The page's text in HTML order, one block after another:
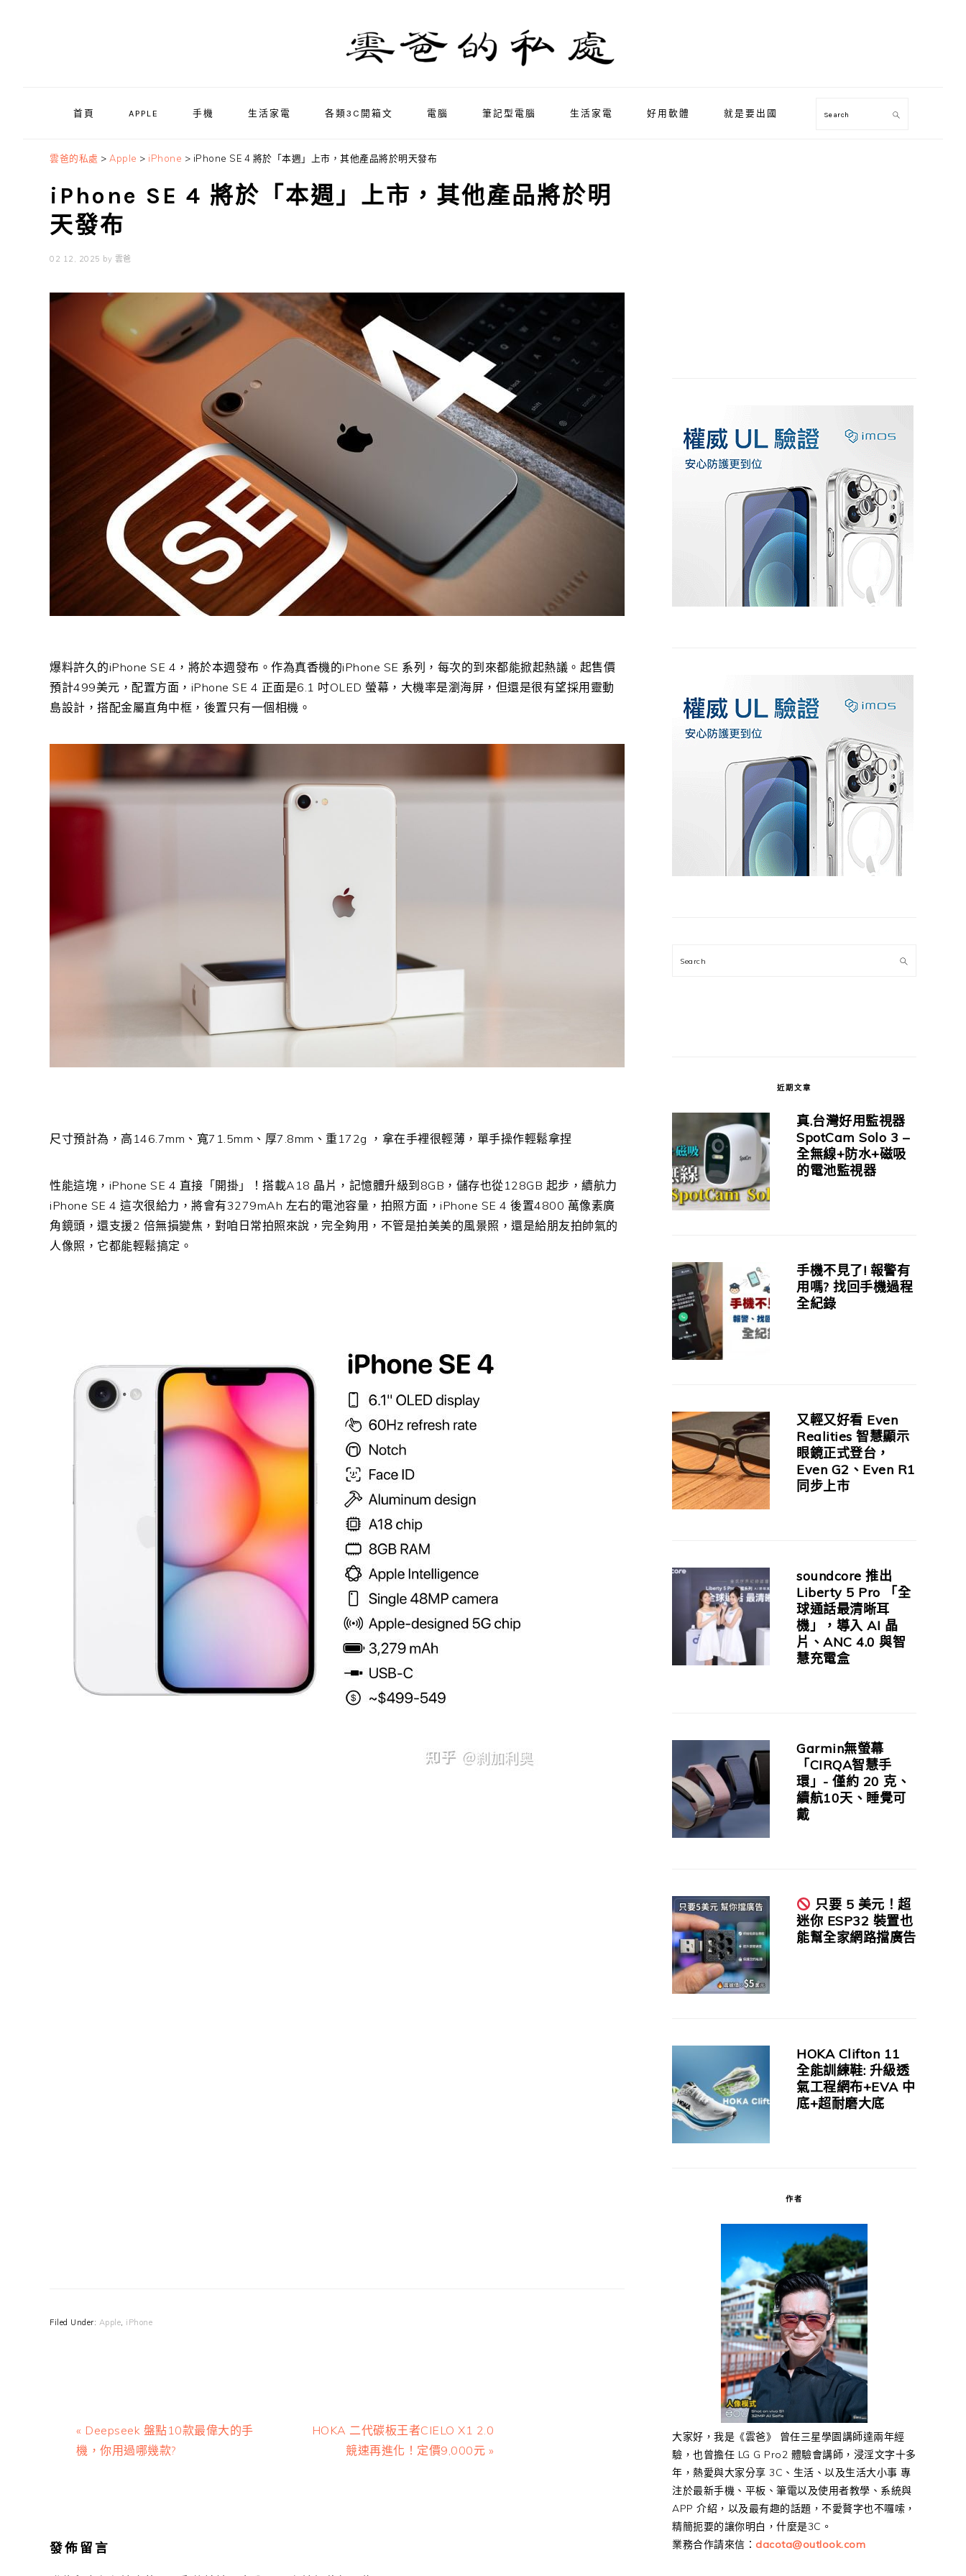
首頁 APPLE 手機 生活家電 各類3C開箱文 電腦 筆記型電腦 生活家電 好用軟體 就是要出國 Search
雲爸的私處 > Apple > iPhone > iPhone SE 4 將於「本週」上市，其他產品將於明天發布
iPhone SE 4 將於「本週」上市，其他產品將於明
天發布
02 12, 2025 by 雲爸
爆料許久的iPhone SE 4，將於本週發布。作為真香機的iPhone SE 系列，每次的到來都能掀起熱議。起售價
預計499美元，配置方面，iPhone SE 4 正面是6.1 吋OLED 螢幕，大機率是瀏海屏，但還是很有望採用靈動
島設計，搭配金屬直角中框，後置只有一個相機。
尺寸預計為，高146.7mm、寬71.5mm、厚7.8mm、重172g ，拿在手裡很輕薄，單手操作輕鬆拿捏
性能這塊，iPhone SE 4 直接「開掛」！搭載A18 晶片，記憶體升級到8GB，儲存也從128GB 起步，續航力
iPhone SE 4 這次很給力，將會有3279mAh 左右的電池容量，拍照方面，iPhone SE 4 後置4800 萬像素廣
角鏡頭，還支援2 倍無損變焦，對咱日常拍照來說，完全夠用，不管是拍美美的風景照，還是給朋友拍帥氣的
人像照，它都能輕鬆搞定。
Filed Under: Apple, iPhone
Previous
Post:
« Deepseek 盤點10款最偉大的手
機，你用過哪幾款?
Next
HOKA 二代碳板王者CIELO X1 2.0
競速再進化！定價9,000元 »
發佈留言
Search
近期文章
真.台灣好用監視器
SpotCam Solo 3 –
全無線+防水+磁吸
的電池監視器
手機不見了! 報警有
用嗎? 找回手機過程
全紀錄
又輕又好看 Even
Realities 智慧顯示
眼鏡正式登台，
Even G2、Even R1
同步上市
soundcore 推出
Liberty 5 Pro 「全
球通話最清晰耳
機」，導入 AI 晶
片、ANC 4.0 與智
慧充電盒
Garmin無螢幕
「CIRQA智慧手
環」- 僅約 20 克、
續航10天、睡覺可
戴
只要 5 美元！超
迷你 ESP32 裝置也
能幫全家網路擋廣告
HOKA Clifton 11
全能訓練鞋: 升級透
氣工程網布+EVA 中
底+超耐磨大底
作者
大家好，我是《雲爸》 曾任三星學園講師達兩年經
驗，也曾擔任 LG G Pro2 體驗會講師，浸淫文字十多
年，熱愛與大家分享 3C、生活、以及生活大小事 專
注於最新手機、平板、筆電以及使用者教學、系統與
APP 介紹，以及最有趣的話題，不愛贅字也不囉嗦，
精簡扼要的讓你明白，什麼是3C。
業務合作請來信： dacota@outlook.com